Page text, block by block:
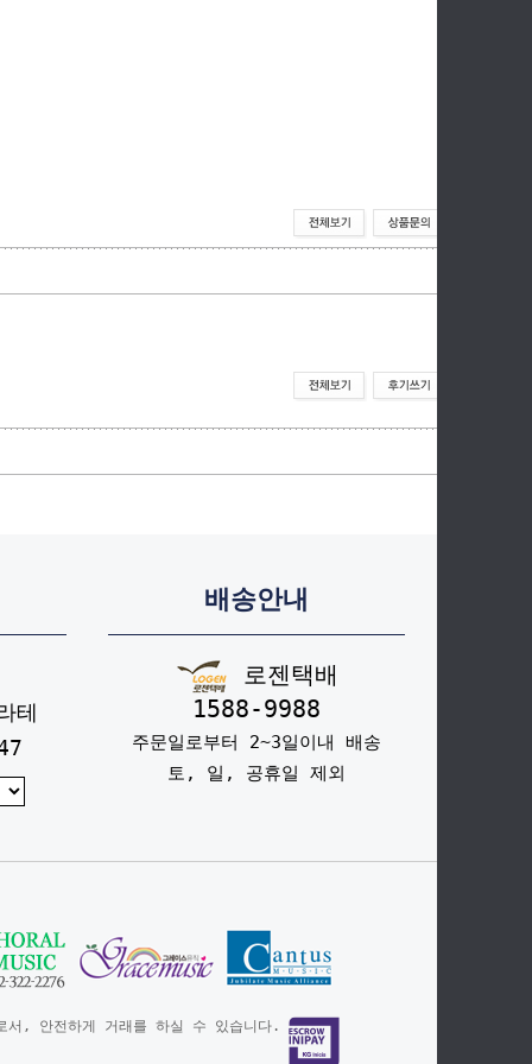
테
배송안내
로젠택배
1588-9988
주문일로부터 2~3일이내 배송
토, 일, 공휴일 제외
서, 안전하게 거래를 하실 수 있습니다.